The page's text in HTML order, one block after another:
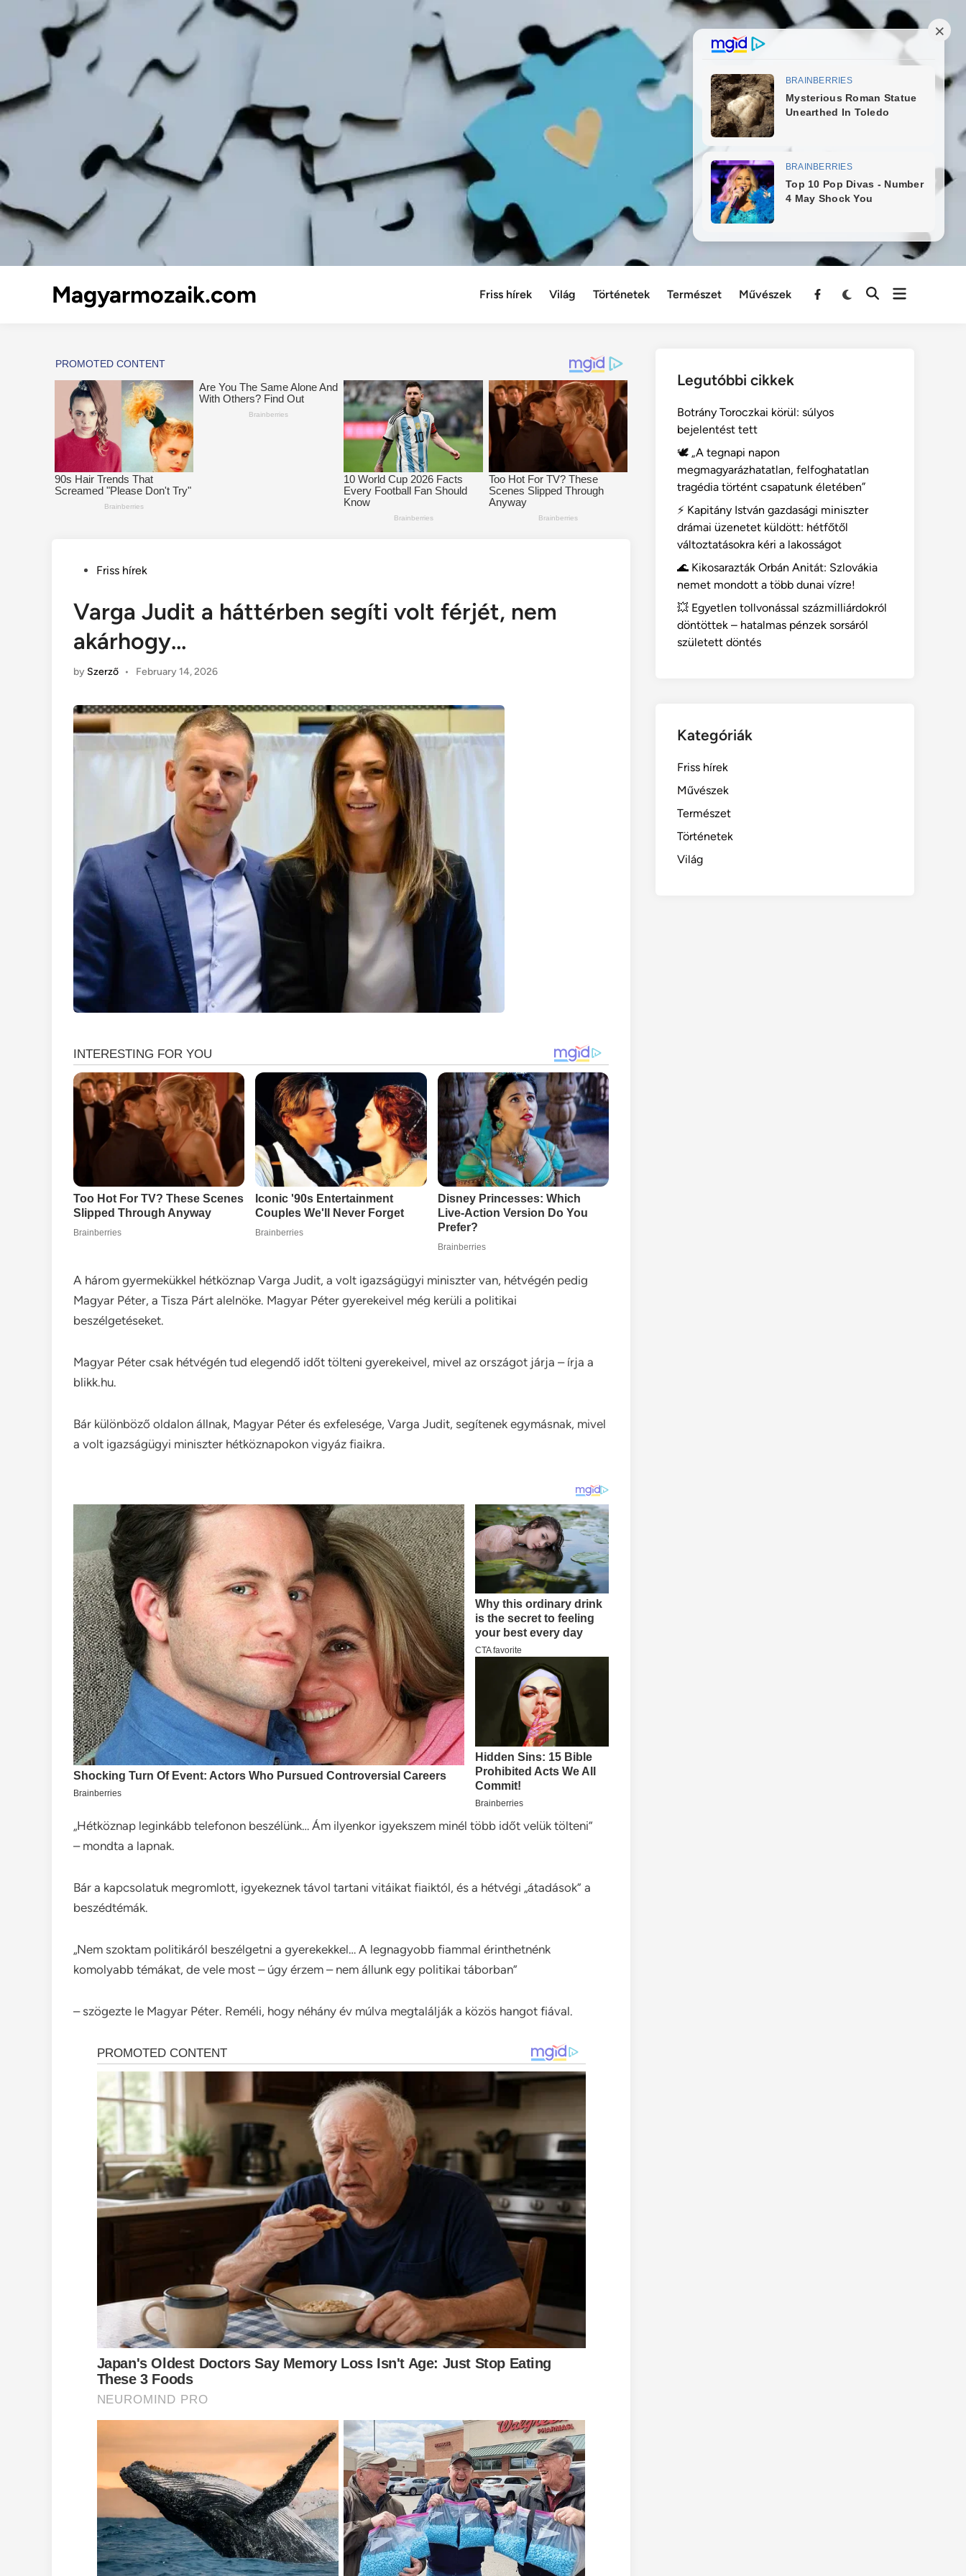
Magyarmozaik.com Friss hírek Világ Történetek Természet Művészek
Menu
PostedFriss hírek
Varga Judit a háttérben segíti volt férjét, nem
akárhogy…
by Szerző • February 14, 2026
A három gyermekükkel hétköznap Varga Judit, a volt igazságügyi miniszter van, hétvégén pedig
Magyar Péter, a Tisza Párt alelnöke. Magyar Péter gyerekeivel még kerüli a politikai
beszélgetéseket.
Magyar Péter csak hétvégén tud elegendő időt tölteni gyerekeivel, mivel az országot járja – írja a
blikk.hu.
Bár különböző oldalon állnak, Magyar Péter és exfelesége, Varga Judit, segítenek egymásnak, mivel
a volt igazságügyi miniszter hétköznapokon vigyáz fiaikra.
„Hétköznap leginkább telefonon beszélünk… Ám ilyenkor igyekszem minél több időt velük tölteni”
– mondta a lapnak.
Bár a kapcsolatuk megromlott, igyekeznek távol tartani vitáikat fiaiktól, és a hétvégi „átadások” a
beszédtémák.
„Nem szoktam politikáról beszélgetni a gyerekekkel… A legnagyobb fiammal érinthetnénk
komolyabb témákat, de vele most – úgy érzem – nem állunk egy politikai táborban”
– szögezte le Magyar Péter. Reméli, hogy néhány év múlva megtalálják a közös hangot fiával.
Legutóbbi cikkek
Botrány Toroczkai körül: súlyos
bejelentést tett
🕊️ „A tegnapi napon
megmagyarázhatatlan, felfoghatatlan
tragédia történt csapatunk életében”
⚡ Kapitány István gazdasági miniszter
drámai üzenetet küldött: hétfőtől
változtatásokra kéri a lakosságot
🌊 Kikosarazták Orbán Anitát: Szlovákia
nemet mondott a több dunai vízre!
💥 Egyetlen tollvonással százmilliárdokról
döntöttek – hatalmas pénzek sorsáról
született döntés
Kategóriák
Friss hírek
Művészek
Természet
Történetek
Világ